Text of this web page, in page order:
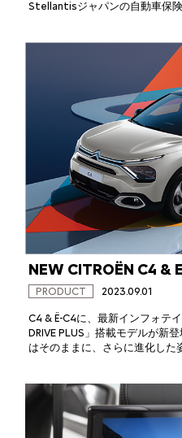
Stellantisジャパンの自動車保
NEW CITROËN C4 &
PRODUCT 2023.09.01
C4 & Ë-C4に、最新インフォテ
DRIVE PLUS」搭載モデルが新
はそのままに、さらに進化した